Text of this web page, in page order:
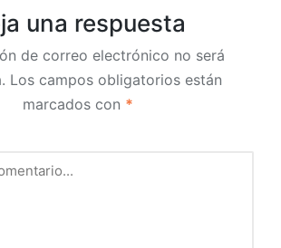
una respuesta
de correo electrónico no será
Los campos obligatorios están
marcados con *